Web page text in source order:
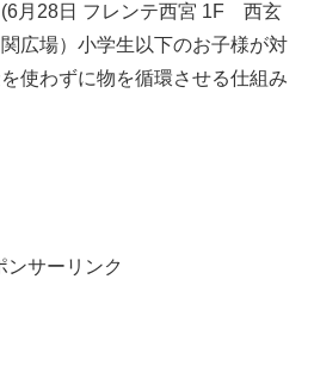
(6月28日 フレンテ西宮 1F 西玄
関広場）小学生以下のお子様が対
使わずに物を循環させる仕組み
ンサーリンク